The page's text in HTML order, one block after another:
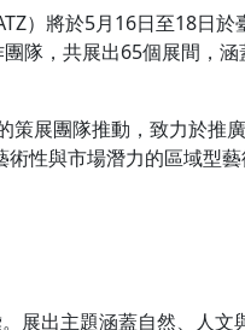
）將於5月16日至18日
隊，共展出65個展間，
展團隊推動，致力於推
性與市場潛力的區域型
出主題涵蓋自然、人文